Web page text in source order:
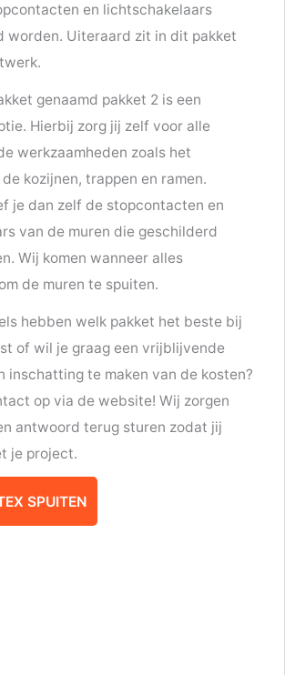
en lichtschakelaars
worden. Uiteraard zit in dit pakket
genaamd pakket 2 is een
Hierbij zorg jij zelf voor alle
werkzaamheden zoals het
kozijnen, trappen en ramen.
je dan zelf de stopcontacten en
van de muren die geschilderd
Wij komen wanneer alles
de muren te spuiten.
hebben welk pakket het beste bij
of wil je graag een vrijblijvende
inschatting te maken van de kosten?
op via de website! Wij zorgen
antwoord terug sturen zodat jij
je project.
SPUITEN